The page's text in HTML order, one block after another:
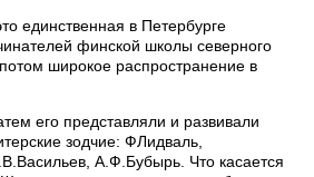
единственная в Петербурге
финской школы северного
широкое распространение в
его представляли и развивали
зодчие: ФЛидваль,
А.Ф.Бубырь. Что касается